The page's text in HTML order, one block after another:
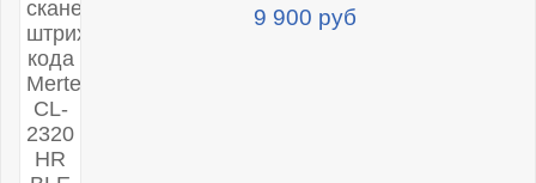
9 900 руб